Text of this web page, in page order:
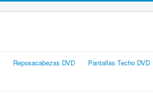
Reposacabezas DVD Pantallas Techo DVD